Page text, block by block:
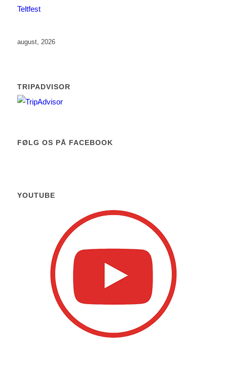
Teltfest
august, 2026
TRIPADVISOR
FØLG OS PÅ FACEBOOK
YOUTUBE